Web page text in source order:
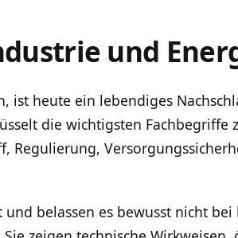
und
ist heute ein lebendiges
die wichtigsten Fachbegriffe
Regulierung,
belassen es bewusst nicht